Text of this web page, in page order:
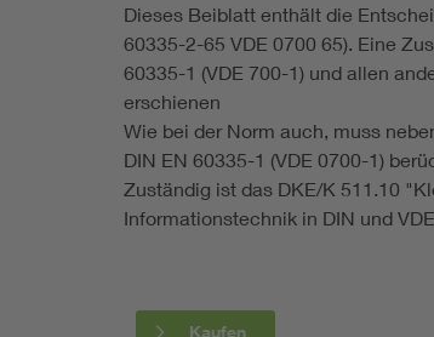
Smart Cities
Dieses Beiblatt enthält die
60335-2-65 VDE 0700 65). Eine
60335-1 (VDE 700-1) und allen
erschienen
Wie bei der Norm auch, muss
DIN EN 60335-1 (VDE 0700-1)
Zuständig ist das DKE/K 511.10
Informationstechnik in DIN und
Kaufen